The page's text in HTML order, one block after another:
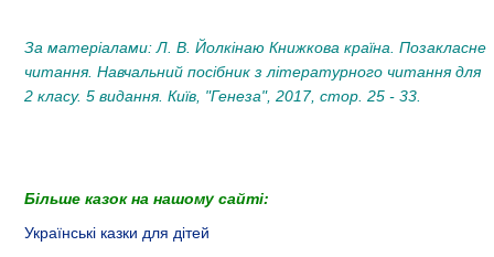
За матеріалами: Л. В. Йолкінаю Книжкова країна. Позакласне
читання. Навчальний посібник з літературного читання для
2 класу. 5 видання. Київ, "Генеза", 2017, стор. 25 - 33.
Більше казок на нашому сайті:
Українські казки для дітей